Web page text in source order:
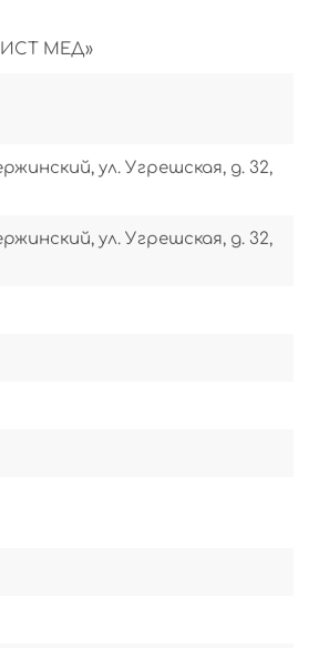
МЕД»
ул. Угрешская, д. 32,
ул. Угрешская, д. 32,